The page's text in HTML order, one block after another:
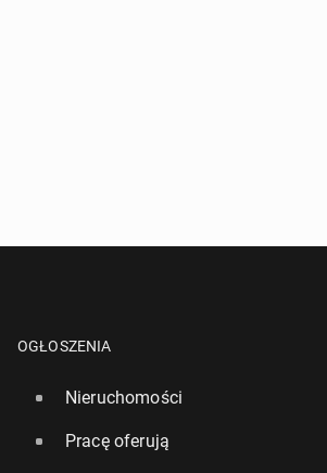
OGŁOSZENIA
Nieruchomości
Pracę oferują